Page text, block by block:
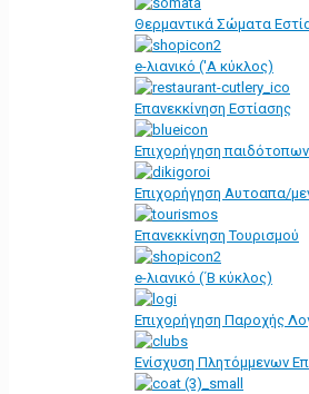
Θερμαντικά Σώματα
e-λιανικό ('Α κύκλος)
Επανεκκίνηση Εστίασης
Επιχορήγηση
Επιχορήγηση Αυτοαπα/
Επανεκκίνηση Τουρισμού
e-λιανικό (΄Β κύκλος)
Επιχορήγηση Παροχής
Ενίσχυση Πλητόμμενων